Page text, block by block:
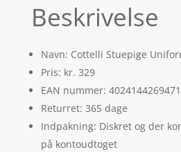
Beskrivelse
Navn: Cottelli Stuepige
Pris: kr. 329
EAN nummer: 4024144269471
Returret: 365 dage
Indpakning: Diskret og der
på kontoudtoget